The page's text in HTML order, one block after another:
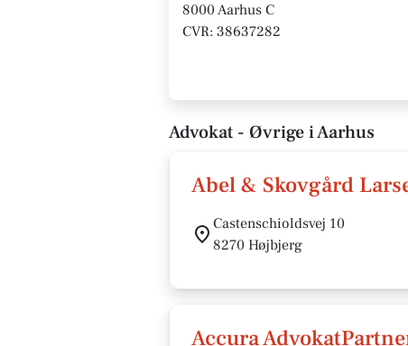
8000 Aarhus C
CVR: 38637282
Advokat - Øvrige i Aarhus
Abel & Skovgård
Castenschioldsvej 10
8270 Højbjerg
Accura